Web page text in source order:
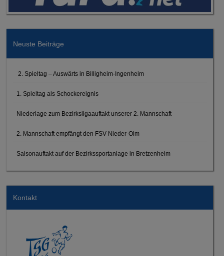
Neuste Beiträge
2. Spieltag – Auswärts in Billigheim-Ingenheim
1. Spieltag als Schockereignis
Niederlage zum Bezirksligaauftakt unserer 2. Mannschaft
2. Mannschaft empfängt den FSV Nieder-Olm
Saisonauftakt auf der Bezirkssportanlage in Bretzenheim
Kontakt